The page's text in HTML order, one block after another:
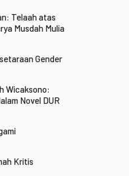
Telaah atas
Musdah Mulia
Gender
Wicaksono:
Novel DUR
Kritis